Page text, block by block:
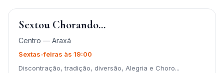
Sextou Chorando...
Centro — Araxá
Sextas-feiras às 19:00
Discontração, tradição, diversão, Alegria e Choro...